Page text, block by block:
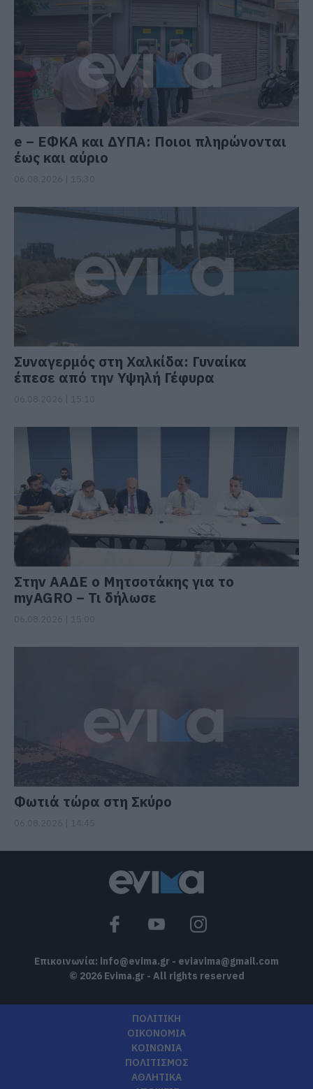
e – ΕΦΚΑ και ΔΥΠΑ: Ποιοι πληρώνονται
έως και αύριο
Συναγερμός στη Χαλκίδα: Γυναίκα
έπεσε από την Υψηλή Γέφυρα
Στην ΑΑΔΕ ο Μητσοτάκης για το
myAGRO – Τι δήλωσε
Φωτιά τώρα στη Σκύρο
Επικοινωνία: info@evima.gr - eviavima@gmail.com
© 2026 Evima.gr - All rights reserved
ΠΟΛΙΤΙΚΗ
ΟΙΚΟΝΟΜΙΑ
ΚΟΙΝΩΝΙΑ
ΠΟΛΙΤΙΣΜΟΣ
ΑΘΛΗΤΙΚΑ